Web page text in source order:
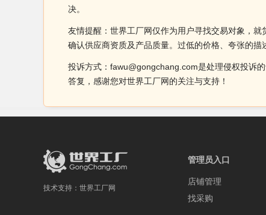
决。
友情提醒：世界工厂网仅作为用户寻找交易对象，
确认供应商资质及产品质量。过低的价格、夸张的
投诉方式：fawu@gongchang.com是处理侵权投诉
答复，感谢您对世界工厂网的关注与支持！
技术支持： 世界工厂网
管理员入口
店铺管理
找采购